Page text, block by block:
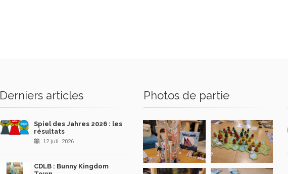
Derniers articles
Spiel des Jahres 2026 : les
résultats
12 juil. 2026
CDLB : Bunny Kingdom
Photos de partie